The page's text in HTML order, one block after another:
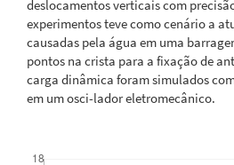
deslocamentos verticais com
experimentos teve como cenário a
causadas pela água em uma
pontos na crista para a fixação de
carga dinâmica foram simulados
em um osci-lador eletromecânico.